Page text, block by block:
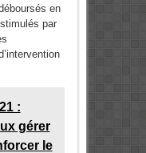
en
par
:
gérer
le